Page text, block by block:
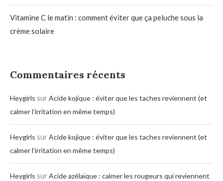
Vitamine C le matin : comment éviter que ça peluche sous la
crème solaire
Commentaires récents
Heygirls surAcide kojique : éviter que les taches reviennent (et
calmer l’irritation en même temps)
Heygirls surAcide kojique : éviter que les taches reviennent (et
calmer l’irritation en même temps)
Heygirls surAcide azélaïque : calmer les rougeurs qui reviennent